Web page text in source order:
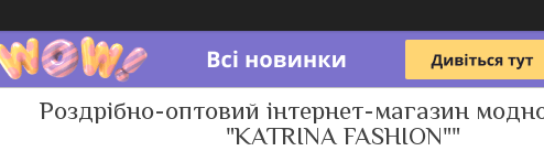
Роздрібно-оптовий інтернет-магазин
"KATRINA FASHION""